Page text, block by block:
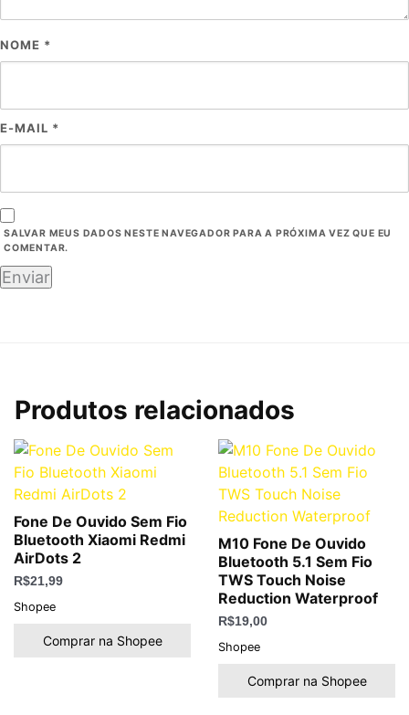
NOME *
E-MAIL *
SALVAR MEUS DADOS NESTE NAVEGADOR PARA A PRÓXIMA VEZ QUE EU
COMENTAR.
Produtos relacionados
Fone De Ouvido Sem Fio
Bluetooth Xiaomi Redmi
AirDots 2
R$21,99
Shopee
Comprar na Shopee
M10 Fone De Ouvido
Bluetooth 5.1 Sem Fio
TWS Touch Noise
Reduction Waterproof
R$19,00
Shopee
Comprar na Shopee